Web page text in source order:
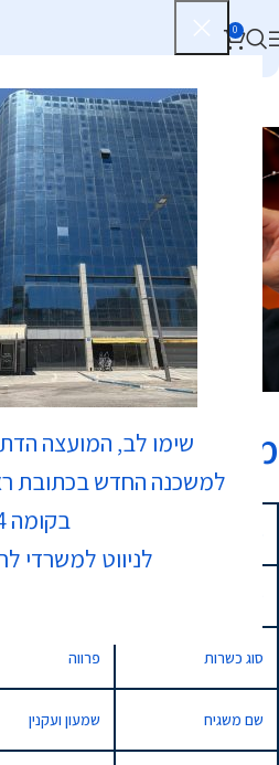
שימו לב, המועצה
בקומה 4
לניווט למשרדי
0
משקד
18 הקדר, נתניה, Israel
סוג כשרות פרווה
שם משגיח שמעון ועקנין